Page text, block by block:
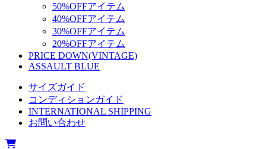
50%OFFアイテム
40%OFFアイテム
30%OFFアイテム
20%OFFアイテム
PRICE DOWN(VINTAGE)
ASSAULT BLUE
サイズガイド
コンディションガイド
INTERNATIONAL SHIPPING
お問い合わせ